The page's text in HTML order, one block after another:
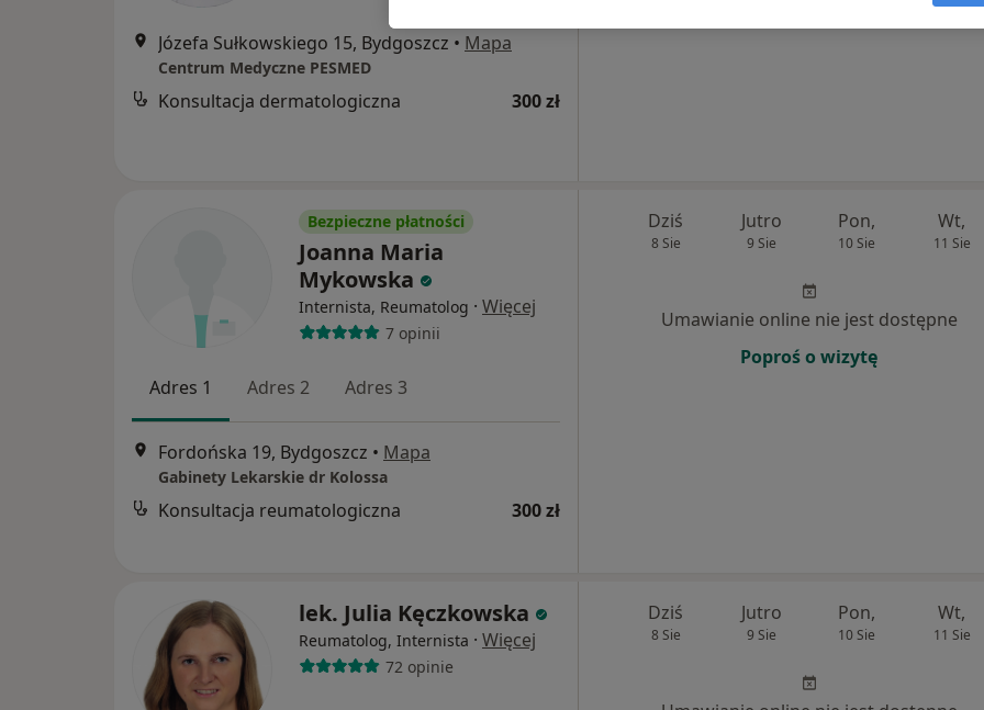
Józefa Sułkowskiego 15, Bydgoszcz • Mapa
Centrum Medyczne PESMED
Konsultacja dermatologiczna 300 zł
Bezpieczne płatności
Joanna Maria
Mykowska
Internista, Reumatolog · Więcej
7 opinii
Adres 1 Adres 2 Adres 3
Fordońska 19, Bydgoszcz • Mapa
Gabinety Lekarskie dr Kolossa
Konsultacja reumatologiczna 300 zł
Dziś
8 Sie
Jutro
9 Sie
Pon,
10 Sie
Wt,
11 Sie
Umawianie online nie jest dostępne
Poproś o wizytę
lek. Julia Kęczkowska
Reumatolog, Internista · Więcej
72 opinie
Dziś
8 Sie
Jutro
9 Sie
Pon,
10 Sie
Wt,
11 Sie